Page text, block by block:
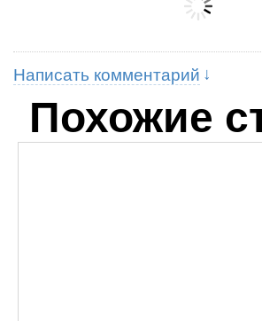
Написать комментарий
Похожие